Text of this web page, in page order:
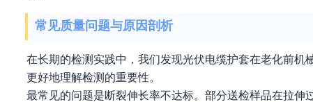
常见质量问题与原因剖析
在长期的检测实践中，我们发现光伏电缆护套在老化前
更好地理解检测的重要性。
最常见的问题是断裂伸长率不达标。部分送检样品在拉伸